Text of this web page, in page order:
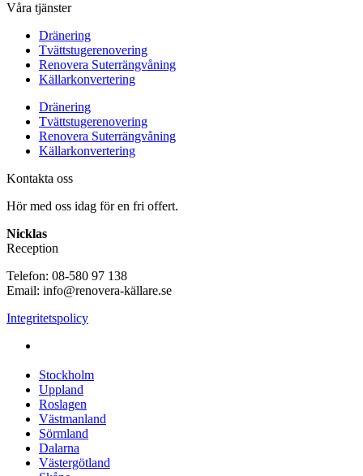
Våra tjänster
Dränering
Tvättstugerenovering
Renovera Suterrängvåning
Källarkonvertering
Dränering
Tvättstugerenovering
Renovera Suterrängvåning
Källarkonvertering
Kontakta oss
Hör med oss idag för en fri offert.
Nicklas
Reception
Telefon: 08-580 97 138
Email: info@renovera-källare.se
Integritetspolicy
Stockholm
Uppland
Roslagen
Västmanland
Sörmland
Dalarna
Västergötland